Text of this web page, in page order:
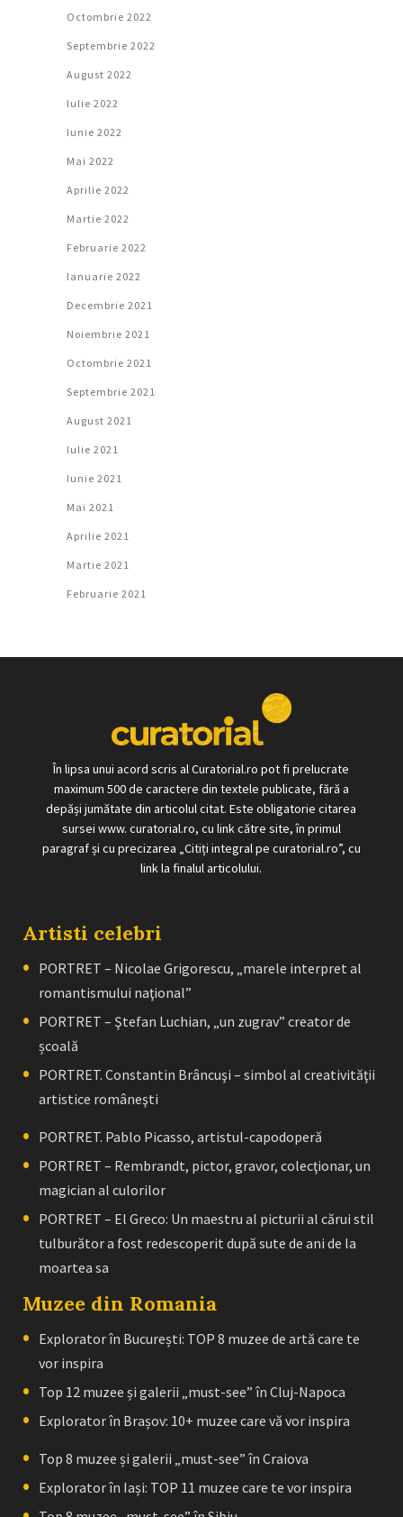
Octombrie 2022
Septembrie 2022
August 2022
Iulie 2022
Iunie 2022
Mai 2022
Aprilie 2022
Martie 2022
Februarie 2022
Ianuarie 2022
Decembrie 2021
Noiembrie 2021
Octombrie 2021
Septembrie 2021
August 2021
Iulie 2021
Iunie 2021
Mai 2021
Aprilie 2021
Martie 2021
Februarie 2021
În lipsa unui acord scris al Curatorial.ro pot fi prelucrate
maximum 500 de caractere din textele publicate, fără a
depăși jumătate din articolul citat. Este obligatorie citarea
sursei www. curatorial.ro, cu link către site, în primul
paragraf și cu precizarea „Citiți integral pe curatorial.ro”, cu
link la finalul articolului.
Artisti celebri
PORTRET – Nicolae Grigorescu, „marele interpret al
romantismului naţional”
PORTRET – Ştefan Luchian, „un zugrav” creator de
școală
PORTRET. Constantin Brâncuşi – simbol al creativităţii
artistice româneşti
PORTRET. Pablo Picasso, artistul-capodoperă
PORTRET – Rembrandt, pictor, gravor, colecţionar, un
magician al culorilor
PORTRET – El Greco: Un maestru al picturii al cărui stil
tulburător a fost redescoperit după sute de ani de la
moartea sa
Muzee din Romania
Explorator în București: TOP 8 muzee de artă care te
vor inspira
Top 12 muzee și galerii „must-see” în Cluj-Napoca
Explorator în Brașov: 10+ muzee care vă vor inspira
Top 8 muzee și galerii „must-see” în Craiova
Explorator în Iași: TOP 11 muzee care te vor inspira